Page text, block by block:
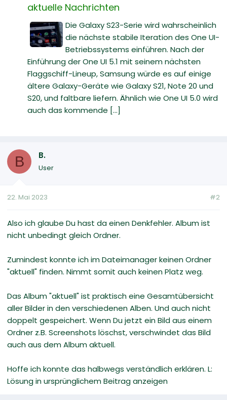
aktuelle Nachrichten
Die Galaxy S23-Serie wird wahrscheinlich
die nächste stabile Iteration des One UI-
Betriebssystems einführen. Nach der
Einführung der One UI 5.1 mit seinem nächsten
Flaggschiff-Lineup, Samsung würde es auf einige
ältere Galaxy-Geräte wie Galaxy S21, Note 20 und
S20, und faltbare liefern. Ähnlich wie One UI 5.0 wird
auch das kommende [...]
B B.
User
22. Mai 2023 #2
Also ich glaube Du hast da einen Denkfehler. Album ist
nicht unbedingt gleich Ordner.
Zumindest konnte ich im Dateimanager keinen Ordner
"aktuell" finden. Nimmt somit auch keinen Platz weg.
Das Album "aktuell" ist praktisch eine Gesamtübersicht
aller Bilder in den verschiedenen Alben. Und auch nicht
doppelt gespeichert. Wenn Du jetzt ein Bild aus einem
Ordner z.B. Screenshots löschst, verschwindet das Bild
auch aus dem Album aktuell.
Hoffe ich konnte das halbwegs verständlich erklären. L:
Lösung in ursprünglichem Beitrag anzeigen